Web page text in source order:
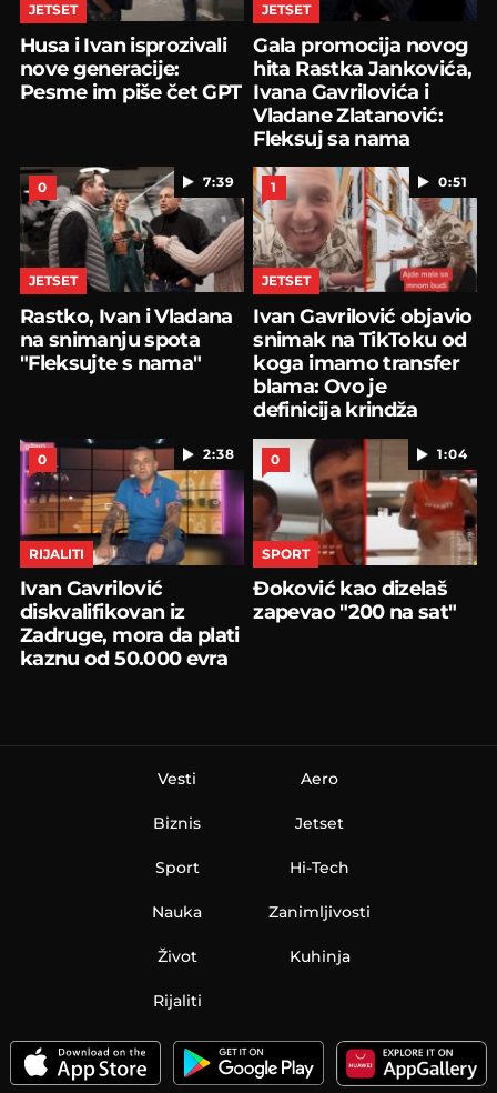
JETSET
Husa i Ivan isprozivali
nove generacije:
Pesme im piše čet GPT
JETSET
Gala promocija novog
hita Rastka Jankovića,
Ivana Gavrilovića i
Vladane Zlatanović:
Fleksuj sa nama
7:39
0
JETSET
Rastko, Ivan i Vladana
na snimanju spota
"Fleksujte s nama"
0:51
1
JETSET
Ivan Gavrilović objavio
snimak na TikToku od
koga imamo transfer
blama: Ovo je
definicija krindža
2:38
0
RIJALITI
Ivan Gavrilović
diskvalifikovan iz
Zadruge, mora da plati
kaznu od 50.000 evra
1:04
0
SPORT
Đoković kao dizelaš
zapevao "200 na sat"
Vesti
Biznis
Sport
Nauka
Aero
Jetset
Hi-Tech
Zanimljivosti
Život Kuhinja
Rijaliti